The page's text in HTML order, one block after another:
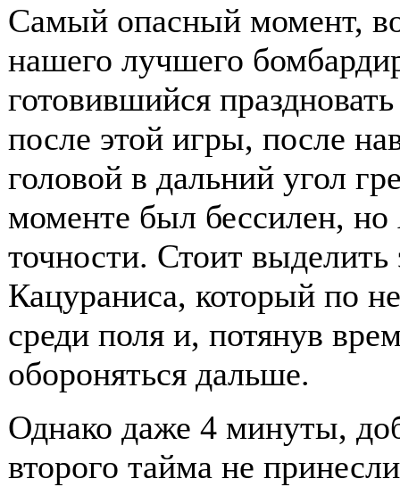
Самый опасный момент,
нашего лучшего
готовившийся
после этой игры, после
головой в дальний угол
моменте был бессилен,
точности. Стоит
Кацураниса, который по
среди поля и, потянув
обороняться дальше.
Однако даже 4 минуты,
второго тайма не